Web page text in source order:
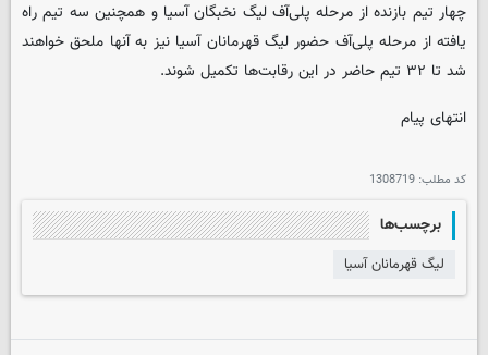
چهار تیم بازنده از مرحله پلی‌آف لیگ نخبگان آسیا و همچنین سه تیم راه
یافته از مرحله پلی‌آف حضور لیگ قهرمانان آسیا نیز به آنها ملحق خواهند
شد تا ۳۲ تیم حاضر در این رقابت‌ها تکمیل شوند.
انتهای پیام
کد مطلب: 1308719
برچسب‌ها
لیگ قهرمانان آسیا